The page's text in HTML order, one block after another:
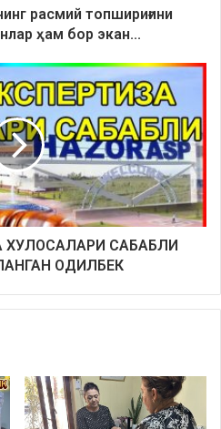
расмий топшириғини
ҳам бор экан...
ХУЛОСАЛАРИ САБАБЛИ
ОДИЛБЕК